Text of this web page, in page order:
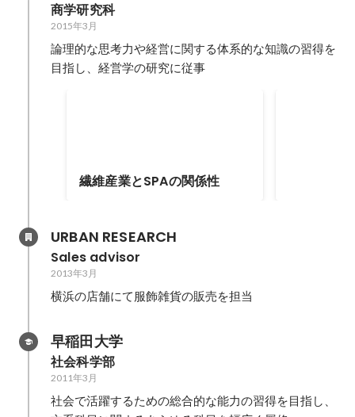
商学研究科
2015年3月
論理的な思考力や経営に関する体系的な知識の習得を
目指し、経営学の研究に従事
繊維産業とSPAの関係性
URBAN RESEARCH
Sales advisor
2013年3月
横浜の店舗にて服飾雑貨の販売を担当
早稲田大学
社会科学部
2011年3月
社会で活躍するための総合的な能力の習得を目指し、